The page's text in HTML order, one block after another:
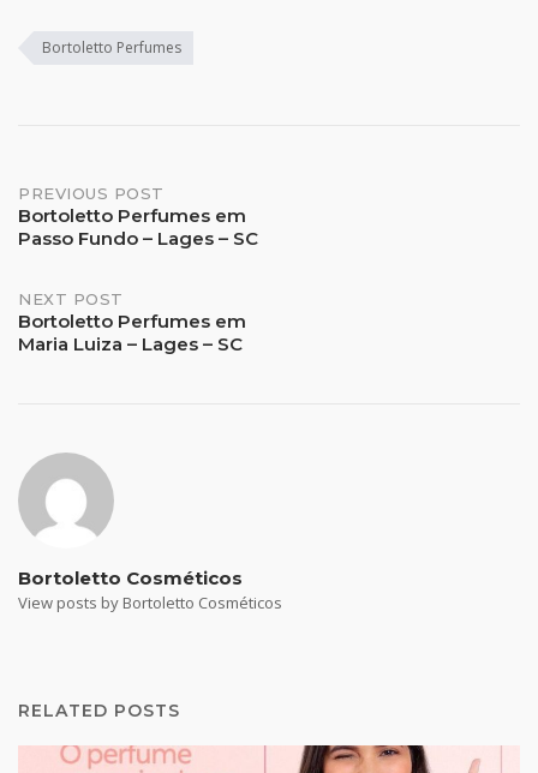
Bortoletto Perfumes
Post
navigation
PREVIOUS POST
Bortoletto Perfumes em
Passo Fundo – Lages – SC
NEXT POST
Bortoletto Perfumes em
Maria Luiza – Lages – SC
Bortoletto Cosméticos
View posts by Bortoletto Cosméticos
RELATED POSTS